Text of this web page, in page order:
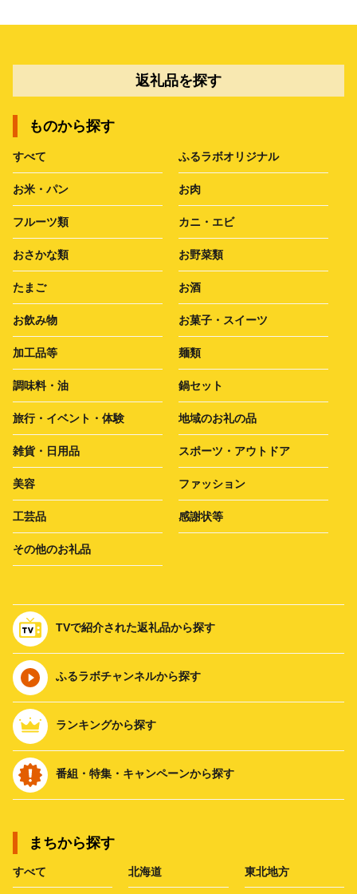
返礼品を探す
ものから探す
すべて ふるラボオリジナル
お米・パン お肉
フルーツ類 カニ・エビ
おさかな類 お野菜類
たまご お酒
お飲み物 お菓子・スイーツ
加工品等 麺類
調味料・油 鍋セット
旅行・イベント・体験 地域のお礼の品
雑貨・日用品 スポーツ・アウトドア
美容 ファッション
工芸品 感謝状等
その他のお礼品
TVで紹介された返礼品から探す
ふるラボチャンネルから探す
ランキングから探す
番組・特集・キャンペーンから探す
まちから探す
すべて 北海道 東北地方